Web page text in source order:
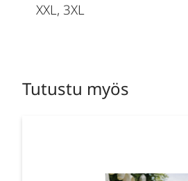
XXL, 3XL
Tutustu myös